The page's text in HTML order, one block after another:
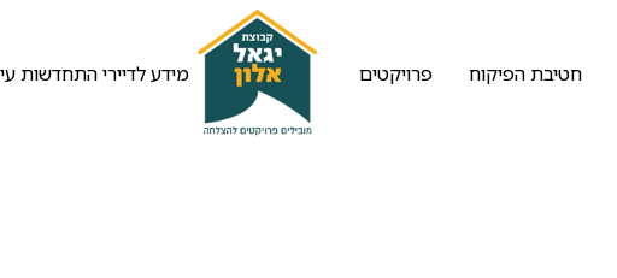
חטיבת הפיקוח פרויקטים מידע לדיירי התחדשות